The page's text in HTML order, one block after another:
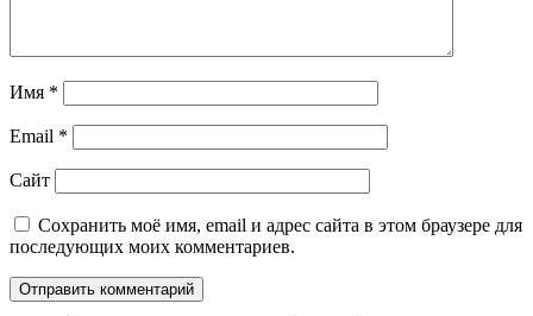
Имя *
Email *
Сайт
Сохранить моё имя, email и адрес сайта в этом браузере для
последующих моих комментариев.